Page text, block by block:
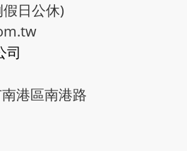
日公休)
司
港區南港路